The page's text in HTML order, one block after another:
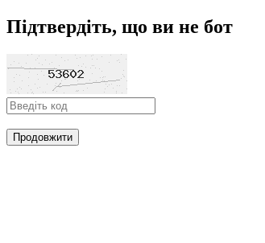
Підтвердіть, що ви не бот
Продовжити